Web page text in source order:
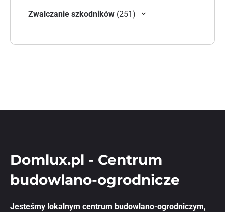
Zwalczanie szkodników 251251 produktów
Domlux.pl - Centrum
budowlano-ogrodnicze
Jesteśmy lokalnym centrum budowlano-ogrodniczym,